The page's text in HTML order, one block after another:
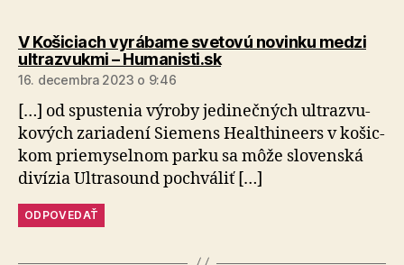
V Košiciach vyrábame svetovú novinku medzi
ultrazvukmi – Humanisti.skhovorí:
16. decembra 2023 o 9:46
[…] od spustenia výroby jedinečných ultra­zvu­
ko­vých za­ria­dení Siemens Healthineers v ko­šic­
kom prie­my­sel­nom parku sa môže slovenská
divízia Ultrasound pochváliť […]
ODPOVEDAŤ